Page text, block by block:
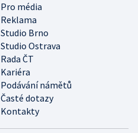
Pro média
Reklama
Studio Brno
Studio Ostrava
Rada ČT
Kariéra
Podávání námětů
Časté dotazy
Kontakty